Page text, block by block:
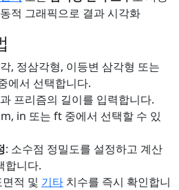
적 그래픽으로 결과 시각화
, 정삼각형, 이등변 삼각형 또는
에서 선택합니다.
프리즘의 길이를 입력합니다.
in 또는 ft 중에서 선택할 수 있
: 소수점 정밀도를 설정하고 계산
합니다.
적 및 기타 치수를 즉시 확인합니